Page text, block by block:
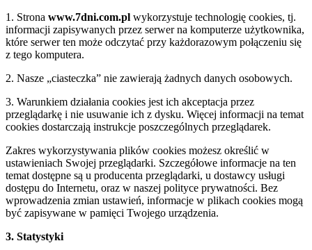
1. Strona www.7dni.com.pl wykorzystuje technologię cookies, tj.
informacji zapisywanych przez serwer na komputerze użytkownika,
które serwer ten może odczytać przy każdorazowym połączeniu się
z tego komputera.
2. Nasze „ciasteczka” nie zawierają żadnych danych osobowych.
3. Warunkiem działania cookies jest ich akceptacja przez
przeglądarkę i nie usuwanie ich z dysku. Więcej informacji na temat
cookies dostarczają instrukcje poszczególnych przeglądarek.
Zakres wykorzystywania plików cookies możesz określić w
ustawieniach Swojej przeglądarki. Szczegółowe informacje na ten
temat dostępne są u producenta przeglądarki, u dostawcy usługi
dostępu do Internetu, oraz w naszej polityce prywatności. Bez
wprowadzenia zmian ustawień, informacje w plikach cookies mogą
być zapisywane w pamięci Twojego urządzenia.
3. Statystyki